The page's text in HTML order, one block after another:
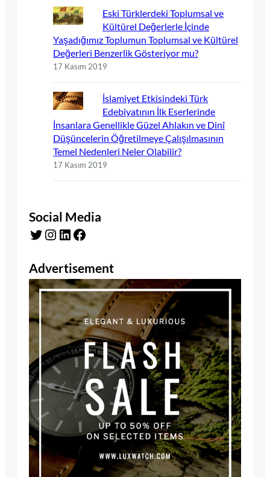
Eski Türklerdeki Toplumsal ve
Kültürel Değerlerle İçinde
Yaşadığımız Toplumun Toplumsal ve Kültürel
Değerleri Benzerlik Gösteriyor mu?
17 Kasım 2019
İslamiyet Etkisindeki Türk
Edebiyatının İlk Eserlerinde
İnsanlara Genellikle Güzel Ahlakın ve Dinî
Düşüncelerin Öğretilmeye Çalışılmasının
Temel Nedenleri Neler Olabilir?
17 Kasım 2019
Social Media
Twitter Instagram LinkedIn Facebook
Advertisement